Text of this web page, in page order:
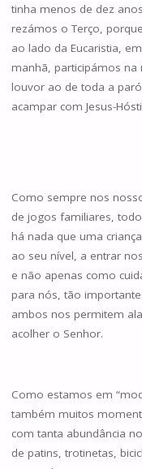
tinha menos de dez
rezámos o Terço,
ao lado da Eucaristia,
manhã, participámos
louvor ao de toda a
acampar com Jesus-
Como sempre nos
de jogos familiares,
há nada que uma
ao seu nível, a entrar
e não apenas como
para nós, tão
ambos nos permitem
acolher o Senhor.
Como estamos em
também muitos
com tanta abundância
de patins, trotinetas,